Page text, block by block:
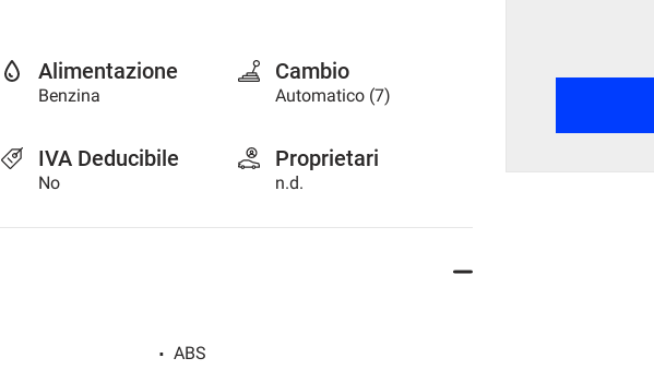
Alimentazione
Benzina
Cambio
Automatico (7)
IVA Deducibile
No
Proprietari
n.d.
ABS